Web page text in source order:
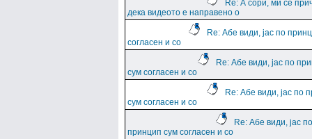
Re: А сори, ми се
дека видеото е направено о
Re: Абе види, јас по
согласен и со
Re: Абе види, јас по
сум согласен и со
Re: Абе види, јас по
сум согласен и со
Re: Абе види, јас по
принцип сум согласен и со